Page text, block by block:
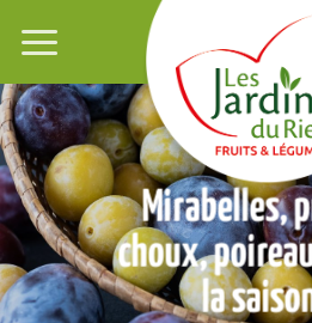
contenu
Mirabelles,
choux,
la